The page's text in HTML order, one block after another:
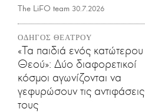
The LiFO team 30.7.2026
ΟΔΗΓΟΣ ΘΕΑΤΡΟΥ
«Τα παιδιά ενός κατώτερου
Θεού»: Δύο διαφορετικοί
κόσμοι αγωνίζονται να
γεφυρώσουν τις αντιφάσεις
τους